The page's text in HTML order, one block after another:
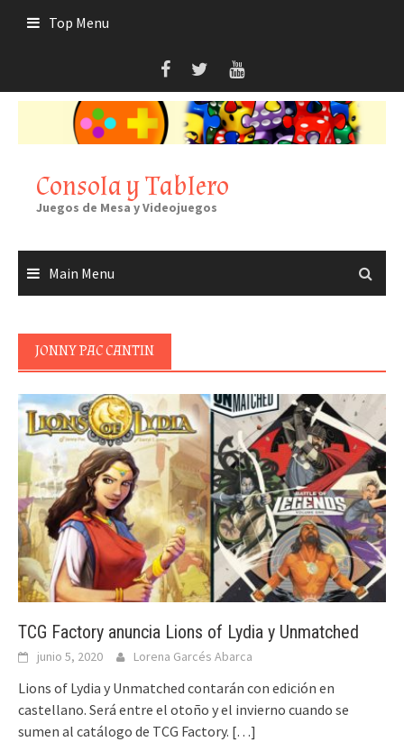
Top Menu
Consola y Tablero
Juegos de Mesa y Videojuegos
Main Menu
JONNY PAC CANTIN
TCG Factory anuncia Lions of Lydia y Unmatched
junio 5, 2020 Lorena Garcés Abarca
Lions of Lydia y Unmatched contarán con edición en
castellano. Será entre el otoño y el invierno cuando se
sumen al catálogo de TCG Factory. […]